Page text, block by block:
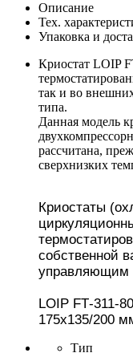
Описание
Тех.
Упаковка и
Криостат LOIP
так и во
типа.
Данная модель
рассчитана,
сверхнизких
Криостаты
собственной
управляющим
LOIP FT-311-80
175х135/200
Тип